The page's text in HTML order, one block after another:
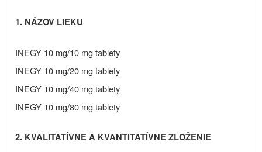
1. NÁZOV LIEKU
INEGY 10 mg/10 mg tablety
INEGY 10 mg/20 mg tablety
INEGY 10 mg/40 mg tablety
INEGY 10 mg/80 mg tablety
2. KVALITATÍVNE A KVANTITATÍVNE ZLOŽENIE